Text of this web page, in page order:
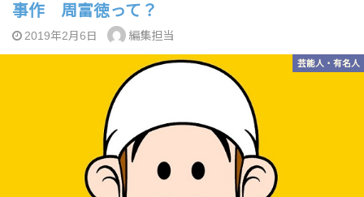
事作 周富徳って？
2019年2月6日 編集担当
芸能人・有名人